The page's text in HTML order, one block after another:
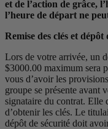
et de l’action de grâce,
l’heure de départ ne
Remise des clés et dépôt
Lors de votre arrivée, un
$3000.00 maximum sera
vous d’avoir les
groupe se présente avant
signataire du contrat. Elle
d’obtenir les clés. Le
dépôt de sécurité doit